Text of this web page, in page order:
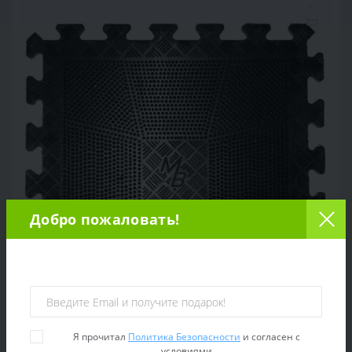
Добро пожаловать!
Я прочитал Политика Безопасности и согласен с